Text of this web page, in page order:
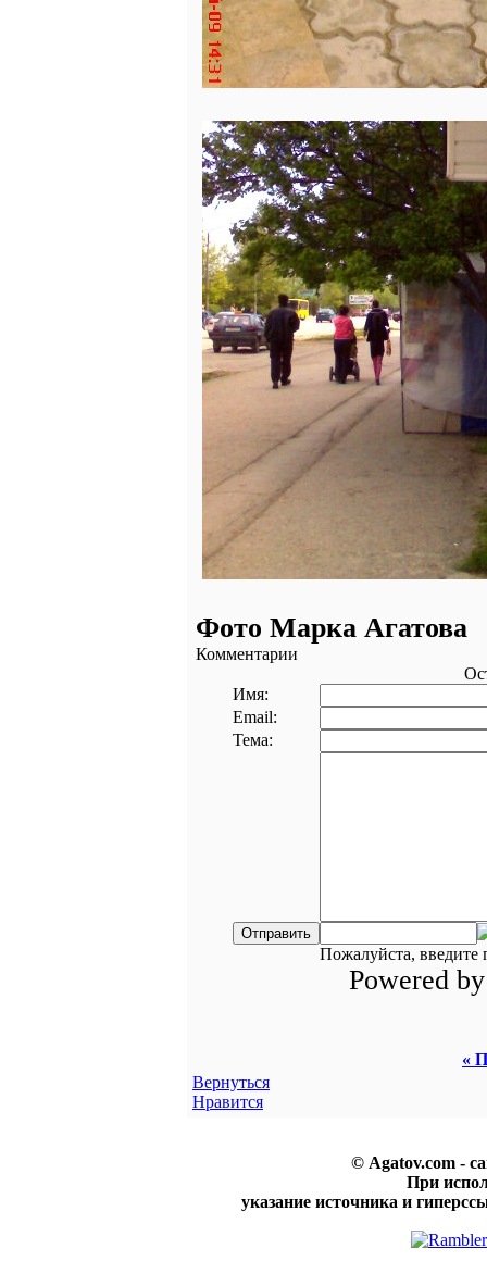
Фото Марка Агатова
Комментарии
Имя:
Email:
Тема:
Пожалуйста, введите
Powered
«
Вернуться
Нравится
© Agatov.com -
При
указание источника и